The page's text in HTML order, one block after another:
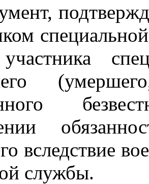
вследствие
службы.